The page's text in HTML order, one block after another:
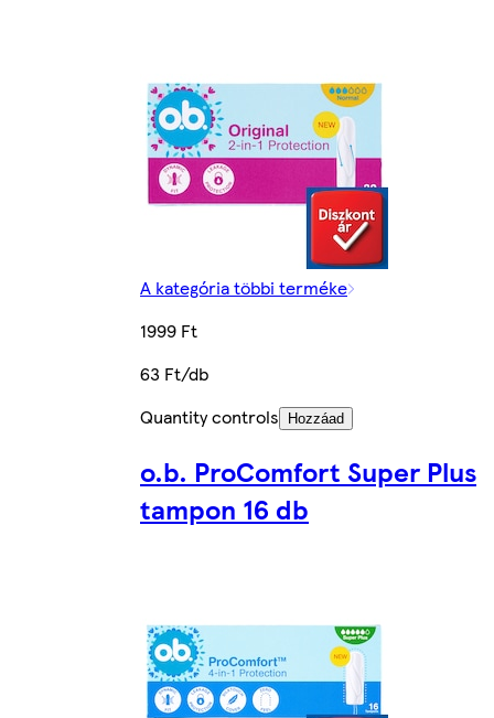
A kategória többi terméke
1999 Ft
63 Ft/db
Quantity controls
Hozzáad
o.b. ProComfort Super Plus
tampon 16 db